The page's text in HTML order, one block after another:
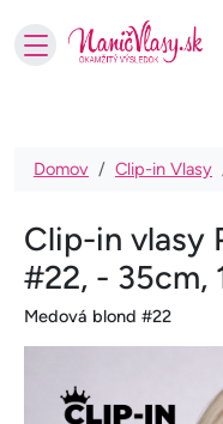
Omrvinka
Domov Clip-in Vlasy
Clip-in vlasy
#22, - 35cm,
Medová blond #22